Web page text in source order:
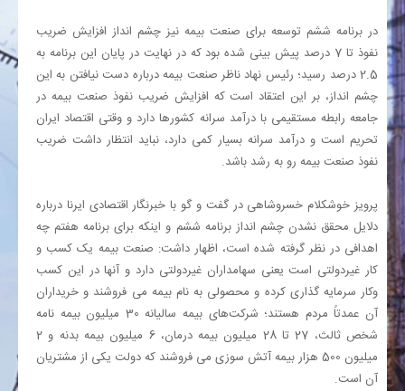
در برنامه ششم توسعه برای صنعت بیمه نیز چشم انداز افزایش ضریب
نفوذ تا 7 درصد پیش بینی شده بود که در نهایت در پایان این برنامه به
2.5 درصد رسید؛ رئیس نهاد ناظر صنعت بیمه درباره دست نیافتن به این
چشم انداز، بر این اعتقاد است که افزایش ضریب نفوذ صنعت بیمه در
جامعه رابطه مستقیمی با درآمد سرانه کشورها دارد و وقتی اقتصاد ایران
تحریم است و درآمد سرانه بسیار کمی دارد، نباید انتظار داشت ضریب
نفوذ صنعت بیمه رو به رشد باشد.
پرویز خوشکلام خسروشاهی در گفت و گو با خبرنگار اقتصادی ایرنا درباره
دلایل محقق نشدن چشم انداز برنامه ششم و اینکه برای برنامه هفتم چه
اهدافی در نظر گرفته شده است، اظهار داشت: صنعت بیمه یک کسب و
کار غیردولتی است یعنی سهامداران غیردولتی دارد و آنها در این کسب
وکار سرمایه گذاری کرده و محصولی به نام بیمه می فروشند و خریداران
آن عمدتاً مردم هستند؛ شرکت‌های بیمه سالیانه 30 میلیون بیمه نامه
شخص ثالث، 27 تا 28 میلیون بیمه درمان، 6 میلیون بیمه بدنه و 2
میلیون 500 هزار بیمه آتش سوزی می فروشند که دولت یکی از مشتریان
آن است.